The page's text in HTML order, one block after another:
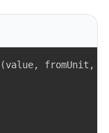
(value, fromUnit ,